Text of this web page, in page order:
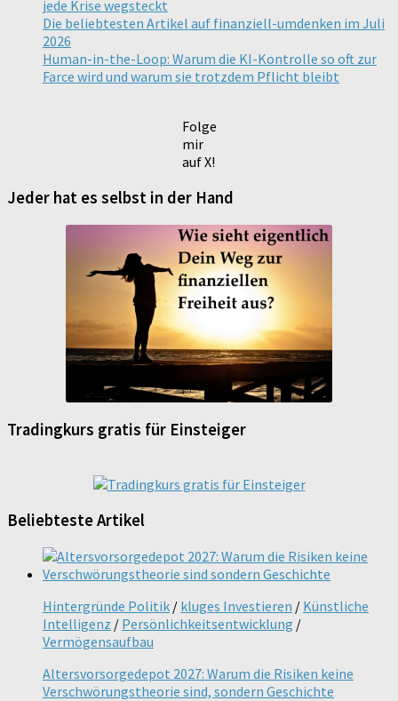
jede Krise wegsteckt
Die beliebtesten Artikel auf finanziell-umdenken im Juli
2026
Human-in-the-Loop: Warum die KI-Kontrolle so oft zur
Farce wird und warum sie trotzdem Pflicht bleibt
Folge
mir
auf X!
Jeder hat es selbst in der Hand
Tradingkurs gratis für Einsteiger
Beliebteste Artikel
Hintergründe Politik / kluges Investieren / Künstliche
Intelligenz / Persönlichkeitsentwicklung /
Vermögensaufbau
Altersvorsorgedepot 2027: Warum die Risiken keine
Verschwörungstheorie sind, sondern Geschichte